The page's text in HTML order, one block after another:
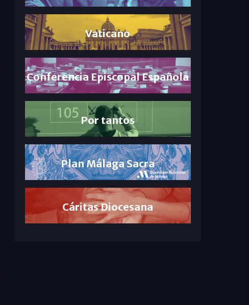
Vaticano
Conferencia Episcopal Española
Por tantos
Plan Málaga Sacra
Cáritas Diocesana